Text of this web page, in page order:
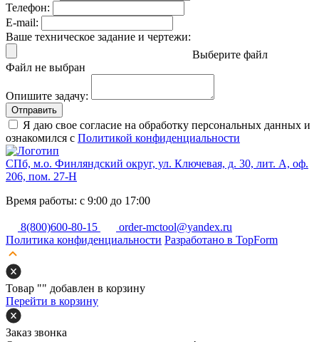
Телефон:
E-mail:
Ваше техническое задание и чертежи:
Выберите файл
Файл не выбран
Опишите задачу:
Отправить
Я даю свое согласие на обработку персональных данных и
ознакомился с Политикой конфиденциальности
СПб, м.о. Финляндский округ, ул. Ключевая, д. 30, лит. А, оф.
206, пом. 27-Н
Время работы: с 9:00 до 17:00
8(800)600-80-15
order-mctool@yandex.ru
Политика конфиденциальности Разработано в TopForm
Товар "" добавлен в корзину
Перейти в корзину
Заказ звонка